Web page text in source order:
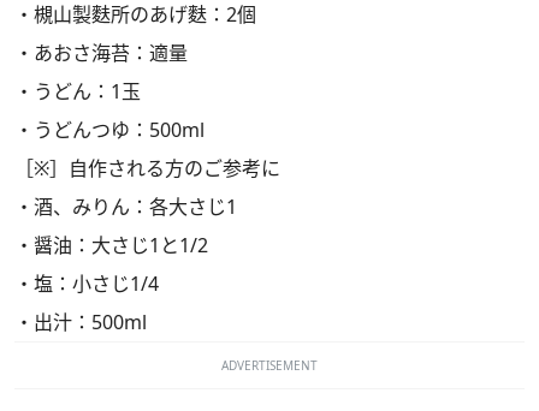
・槻山製麩所のあげ麩：2個
・あおさ海苔：適量
・うどん：1玉
・うどんつゆ：500ml
［※］自作される方のご参考に
・酒、みりん：各大さじ1
・醤油：大さじ1と1/2
・塩：小さじ1/4
・出汁：500ml
ADVERTISEMENT